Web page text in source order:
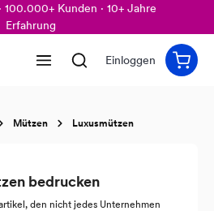
100.000+ Kunden · 10+ Jahre
Erfahrung
Einloggen
Mützen Luxusmützen
bedrucken
den nicht jedes Unternehmen